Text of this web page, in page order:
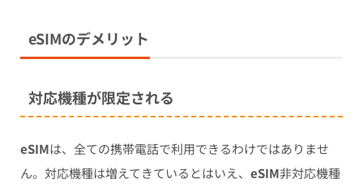
eSIMのデメリット
対応機種が限定される
eSIMは、全ての携帯電話で利用できるわけではありませ
ん。対応機種は増えてきているとはいえ、 eSIM非対応機種